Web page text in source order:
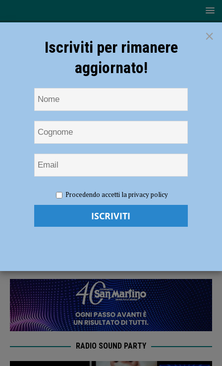
piange Roberta Solari, da vent’anni dipendente a palazzo Garibaldi
La Provincia piange Roberta Solari, da
RADIO SOUND PARTY
×
Iscriviti per rimanere
aggiornato!
Procedendo accetti la privacy policy